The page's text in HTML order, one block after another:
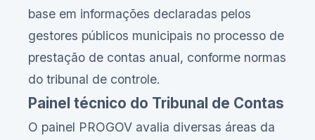
base em informações declaradas pelos
gestores públicos municipais no processo de
prestação de contas anual, conforme normas
do tribunal de controle.
Painel técnico do Tribunal de Contas
O painel PROGOV avalia diversas áreas da